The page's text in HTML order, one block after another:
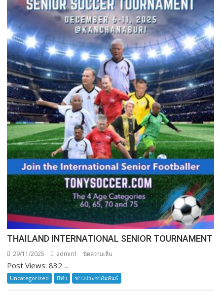
THAILAND INTERNATIONAL SENIOR TOURNAMENT
29/11/2025 admin1 ปิดความเห็น
INTERNATIONAL
SENIOR
Post Views: 832 ...
Uncategorized กีฬา ข่าวประชาสัมพันธ์